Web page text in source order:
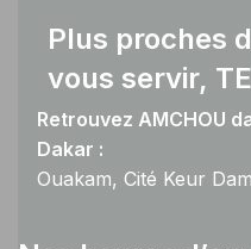
Plus proches
vous servir,
Retrouvez AMCHOU
Dakar :
Ouakam, Cité Keur